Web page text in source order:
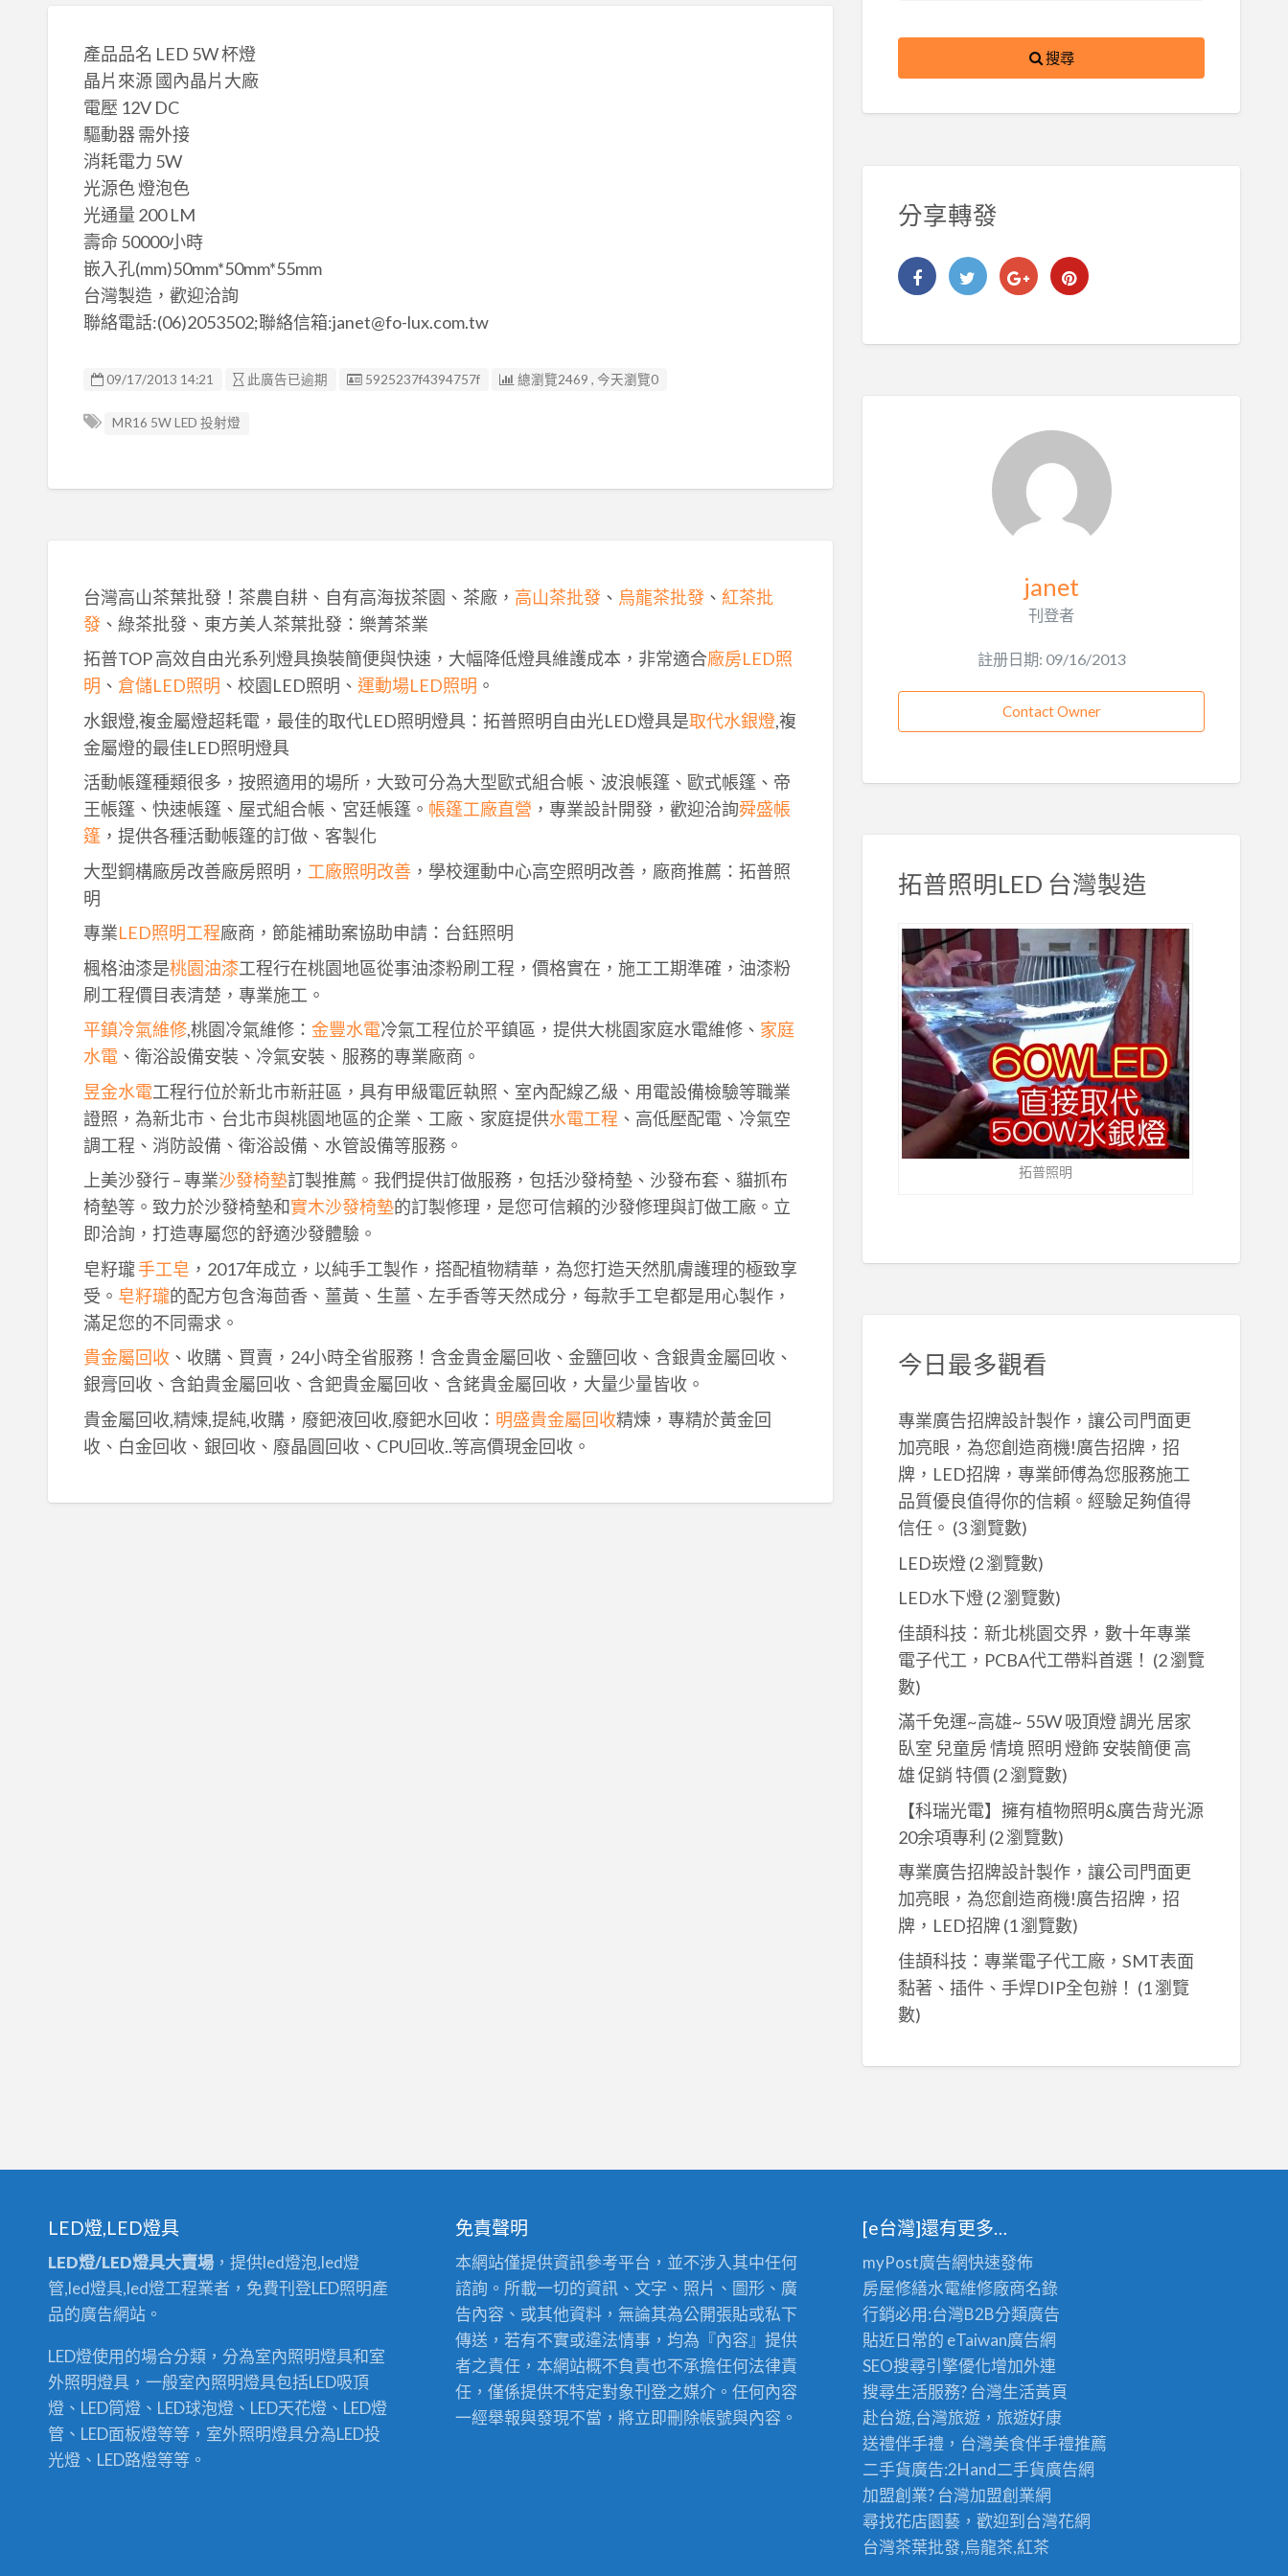
產品品名 LED 5W 杯燈
晶片來源 國內晶片大廠
電壓 12V DC
驅動器 需外接
消耗電力 5W
光源色 燈泡色
光通量 200 LM
壽命 50000小時
嵌入孔(mm)50mm*50mm*55mm
台灣製造，歡迎洽詢
聯絡電話:(06)2053502;聯絡信箱:janet@fo-lux.com.tw
09/17/2013 14:21 此廣告已逾期 廣告编號
5925237f4394757f 總瀏覽2469 , 今天瀏覽0
MR16 5W LED 投射燈
台灣高山茶葉批發！茶農自耕、自有高海拔茶園、茶廠， 高山茶批發、 烏龍茶批發、 紅茶批
發、綠茶批發、東方美人茶葉批發：樂菁茶業
拓普TOP 高效自由光系列燈具換裝簡便與快速，大幅降低燈具維護成本，非常適合廠房LED照
明 、 倉儲LED照明 、校園LED照明、 運動場LED照明 。
水銀燈,複金屬燈超耗電，最佳的取代LED照明燈具：拓普照明自由光LED燈具是取代水銀燈,複
金屬燈的最佳LED照明燈具
活動帳篷種類很多，按照適用的場所，大致可分為大型歐式組合帳、波浪帳篷、歐式帳篷、帝
王帳篷、快速帳篷、屋式組合帳、宮廷帳篷。 帳篷工廠直營 ，專業設計開發，歡迎洽詢舜盛帳
篷，提供各種活動帳篷的訂做、客製化
大型鋼構廠房改善廠房照明， 工廠照明改善，學校運動中心高空照明改善，廠商推薦：拓普照
明
專業LED照明工程廠商，節能補助案協助申請：台鈺照明
楓格油漆是桃園油漆工程行在桃園地區從事油漆粉刷工程，價格實在，施工工期準確，油漆粉
刷工程價目表清楚，專業施工。
平鎮冷氣維修,桃園冷氣維修： 金豐水電冷氣工程位於平鎮區，提供大桃園家庭水電維修、 家庭
水電、衛浴設備安裝、冷氣安裝、服務的專業廠商。
昱金水電工程行位於新北市新莊區，具有甲級電匠執照、室內配線乙級、用電設備檢驗等職業
證照，為新北市、台北市與桃園地區的企業、工廠、家庭提供水電工程 、高低壓配電、冷氣空
調工程、消防設備、衛浴設備、水管設備等服務。
上美沙發行 – 專業沙發椅墊訂製推薦。我們提供訂做服務，包括沙發椅墊、沙發布套、貓抓布
椅墊等。致力於沙發椅墊和實木沙發椅墊的訂製修理，是您可信賴的沙發修理與訂做工廠。立
即洽詢，打造專屬您的舒適沙發體驗。
皂籽瓏手工皂 ，2017年成立，以純手工製作，搭配植物精華，為您打造天然肌膚護理的極致享
受。 皂籽瓏的配方包含海茴香、薑黃、生薑、左手香等天然成分，每款手工皂都是用心製作，
滿足您的不同需求。
貴金屬回收、收購、買賣，24小時全省服務！含金貴金屬回收、金鹽回收、含銀貴金屬回收、
銀膏回收、含鉑貴金屬回收、含鈀貴金屬回收、含銠貴金屬回收，大量少量皆收。
貴金屬回收,精煉,提純,收購，廢鈀液回收,廢鈀水回收： 明盛貴金屬回收精煉，專精於黃金回
收、白金回收、銀回收、廢晶圓回收、CPU回收..等高價現金回收。
搜尋
分享轉發
janet
刊登者
註册日期: 09/16/2013
Contact Owner
拓普照明LED 台灣製造
拓普照明
今日最多觀看
專業廣告招牌設計製作，讓公司門面更
加亮眼，為您創造商機!廣告招牌，招
牌，LED招牌，專業師傅為您服務施工
品質優良值得你的信賴。經驗足夠值得
信任。 (3 瀏覽數)
LED崁燈(2 瀏覽數)
LED水下燈(2 瀏覽數)
佳頡科技：新北桃園交界，數十年專業
電子代工，PCBA代工帶料首選！ (2 瀏覽
數)
滿千免運~高雄~ 55W 吸頂燈 調光 居家
臥室 兒童房 情境 照明 燈飾 安裝簡便 高
雄 促銷 特價(2 瀏覽數)
【科瑞光電】擁有植物照明&廣告背光源
20余項專利 (2 瀏覽數)
專業廣告招牌設計製作，讓公司門面更
加亮眼，為您創造商機!廣告招牌，招
牌，LED招牌(1 瀏覽數)
佳頡科技：專業電子代工廠，SMT表面
黏著、插件、手焊DIP全包辦！ (1 瀏覽
數)
LED燈,LED燈具
LED燈/LED燈具大賣場 ，提供led燈泡,led燈
管,led燈具,led燈工程業者，免費刊登LED照明產
品的廣告網站。
LED燈使用的場合分類，分為室內照明燈具和室
外照明燈具，一般室內照明燈具包括LED吸頂
燈、LED筒燈、LED球泡燈、LED天花燈、LED燈
管、LED面板燈等等，室外照明燈具分為LED投
光燈、LED路燈等等。
免責聲明
本網站僅提供資訊參考平台，並不涉入其中任何
諮詢。所載一切的資訊、文字、照片、圖形、廣
告內容、或其他資料，無論其為公開張貼或私下
傳送，若有不實或違法情事，均為『內容』提供
者之責任，本網站概不負責也不承擔任何法律責
任，僅係提供不特定對象刊登之媒介。任何內容
一經舉報與發現不當，將立即刪除帳號與內容。
[e台灣]還有更多…
myPost廣告網快速發佈
房屋修繕水電維修廠商名錄
行銷必用:台灣B2B分類廣告
貼近日常的 eTaiwan廣告網
SEO搜尋引擎優化增加外連
搜尋生活服務? 台灣生活黃頁
赴台遊,台灣旅遊 ，旅遊好康
送禮伴手禮，台灣美食伴手禮推薦
二手貨廣告:2Hand二手貨廣告網
加盟創業? 台灣加盟創業網
尋找花店園藝，歡迎到台灣花網
台灣茶葉批發,烏龍茶,紅茶